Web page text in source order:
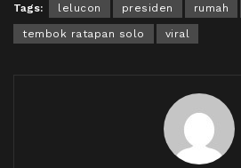
Tags: lelucon presiden rumah
tembok ratapan solo viral